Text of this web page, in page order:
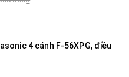
4 cánh F-56XPG, điều